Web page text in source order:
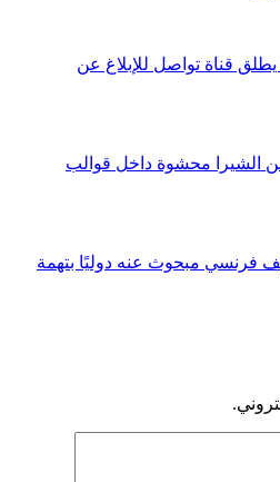
قناة تواصل للإبلاغ عن
كيلوغرامًا من الشيرا محشوة داخل قوالب
فرنسي مبحوث عنه دوليًا بتهمة